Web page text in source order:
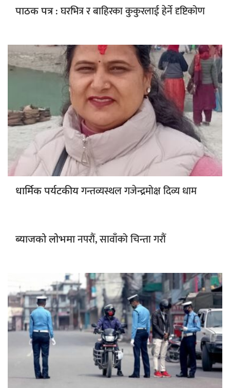
पाठक पत्र: घरभित्र र बाहिरका कुकुरलाई हेर्ने दृष्टिकोण
धार्मिक पर्यटकीयगन्तव्यस्थल गजेन्द्रमोक्ष दिव्य धाम
ब्याजको लोभमानपरौं, सावाँको चिन्ता गरौं